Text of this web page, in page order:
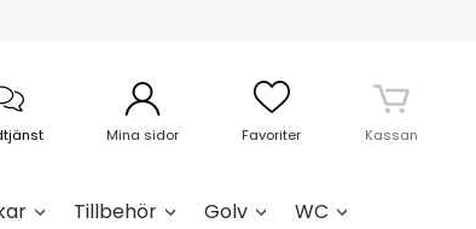
Mina sidor Favoriter Kassan
Tillbehör Golv WC